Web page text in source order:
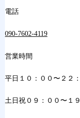
電話
090-7602-4119
営業時間
平日１０：００〜２２
土日祝０９：００〜１